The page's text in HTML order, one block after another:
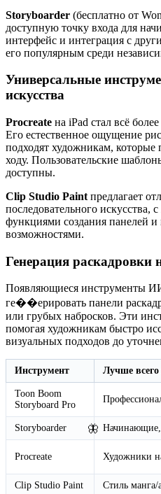
🦋
Storyboarder (бесплатно от
доступную точку входа для
интерфейс и интеграция с
его популярным среди
Универсальные
искусства
Procreate на iPad стал всё
Его естественное ощущение
подходят художникам, которые
ходу. Пользовательские
доступны.
Clip Studio Paint предлагает
последовательного искусства,
функциями создания панелей
возможностями.
Генерация раскадровки
Появляющиеся инструменты
ге��ерировать панели
или грубых набросков. Эти
помогая художникам быстро
визуальных подходов до
Инструмент Лучше всего
Toon Boom
Storyboard Pro
Storyboarder
Procreate Художники
Clip Studio Paint Стиль манга/